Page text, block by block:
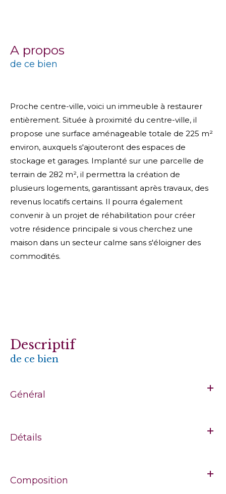
a propos
de ce bien
Proche centre-ville, voici un immeuble à restaurer
entièrement. Située à proximité du centre-ville, il
propose une surface aménageable totale de 225 m²
environ, auxquels s'ajouteront des espaces de
stockage et garages. Implanté sur une parcelle de
terrain de 282 m², il permettra la création de
plusieurs logements, garantissant après travaux, des
revenus locatifs certains. Il pourra également
convenir à un projet de réhabilitation pour créer
votre résidence principale si vous cherchez une
maison dans un secteur calme sans s'éloigner des
commodités.
descriptif
de ce bien
Général
Détails
Composition